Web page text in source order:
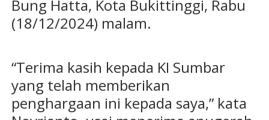
Bung Hatta, Kota Bukittinggi, Rabu
(18/12/2024) malam.
“Terima kasih kepada KI Sumbar
yang telah memberikan
penghargaan ini kepada saya,” kata